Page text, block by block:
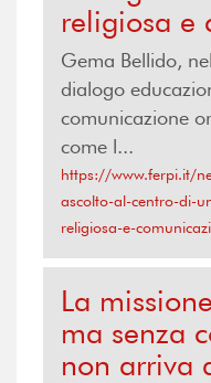
religiosa e
Gema Bellido,
dialogo
comunicazione
come l...
https://www.ferpi.it/
ascolto-al-centro-di-
religiosa-e-
La
ma senza
non arriva